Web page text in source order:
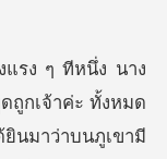
นมาว่าบนภูเขามี